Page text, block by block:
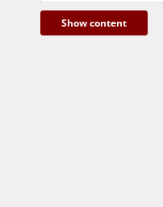
Show content